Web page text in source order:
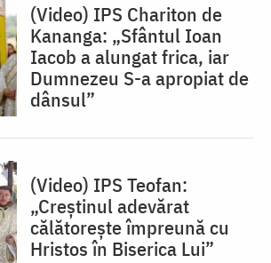
(Video) IPS Chariton de
Kananga: „Sfântul Ioan
Iacob a alungat frica, iar
Dumnezeu S-a apropiat de
dânsul”
(Video) IPS Teofan:
„Creștinul adevărat
călătorește împreună cu
Hristos în Biserica Lui”